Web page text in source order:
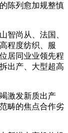
陈列愈加规整慎
尚从、法国、
程度纺织、服
居同业业领先程
出产、大型超高
激发新质出产
畴的焦点合作劣